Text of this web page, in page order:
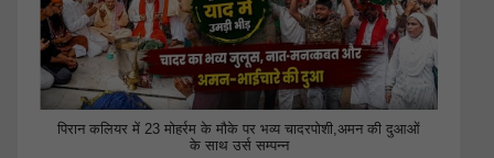
पिरान कलियर में 23 मोहर्रम के मौके पर भव्य चादरपोशी,अमन की दुआओं
के साथ उर्स सम्पन्न